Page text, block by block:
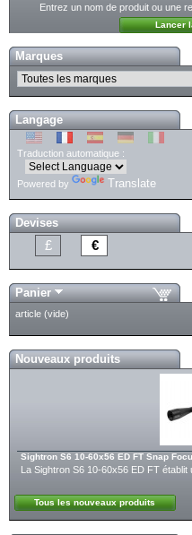
Entrez un nom de produit ou une
Marques
Langage
Traduction automatique :
Powered by Translate
Devises
£ €
Panier
article (vide)
Nouveaux produits
Sightron S6 10-60x56 ED FT Snap
La Sightron S6 10-60x56 ED FT établit
Tous les nouveaux produits